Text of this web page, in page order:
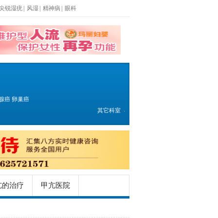
锐湿疣 风湿 精神病 眼科
癌 卵巢癌
其它科室
的治疗 甲亢医院